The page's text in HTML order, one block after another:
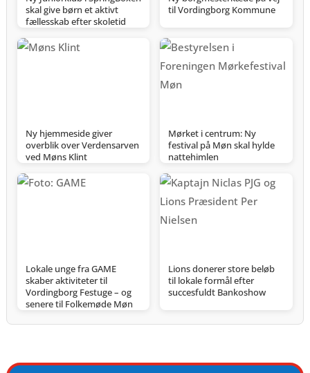
skal give børn et aktivt
fællesskab efter skoletid
til Vordingborg Kommune
Ny hjemmeside giver
overblik over Verdensarven
ved Møns Klint
Mørket i centrum: Ny
festival på Møn skal hylde
nattehimlen
Lokale unge fra GAME
skaber aktiviteter til
Vordingborg Festuge – og
senere til Folkemøde Møn
Lions donerer store beløb
til lokale formål efter
succesfuldt Bankoshow